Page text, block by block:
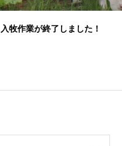
入牧作業が終了しました！